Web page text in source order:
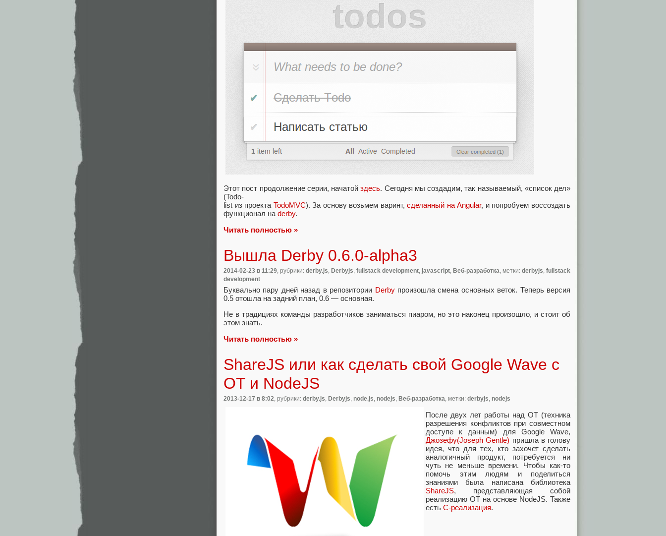
Этот пост продолжение серии, начатойздесь. Сегодня мы создадим, так называемый, «список дел»
(Todo-
list из проекта TodoMVC). За основу возьмем варинт,сделанный на Angular, и попробуем воссоздать
функционал на derby.
Читать полностью »
Вышла Derby 0.6.0-alpha3
2014-02-23 в 11:29 , рубрики: derby.js Derbyjs fullstack development javascript Веб-разработка , метки: derbyjs fullstack
development
Буквально пару дней назад в репозитории Derbyпроизошла смена основных веток. Теперь версия
0.5 отошла на задний план, 0.6 — основная.
Не в традициях команды разработчиков заниматься пиаром, но это наконец произошло, и стоит об
этом знать.
Читать полностью »
ShareJS или как сделать свой Google Wave c
OT и NodeJS
2013-12-17 в 8:02 , рубрики: derby.js Derbyjs node.js nodejs Веб-разработка , метки: derbyjs nodejs
После двух лет работы над OT (техника
разрешения конфликтов при совместном
доступе к данным) для Google Wave,
Джозефу(Joseph Gentle) пришла в голову
идея, что для тех, кто захочет сделать
аналогичный продукт, потребуется ни
чуть не меньше времени. Чтобы как-то
помочь этим людям и поделиться
знаниями была написана библиотека
ShareJS, представляющая собой
реализацию OT на основе NodeJS. Также
есть C-реализация.